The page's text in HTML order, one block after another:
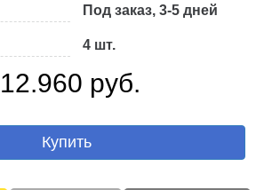
Под заказ, 3-5 дней
4 шт.
12.960 руб.
Купить